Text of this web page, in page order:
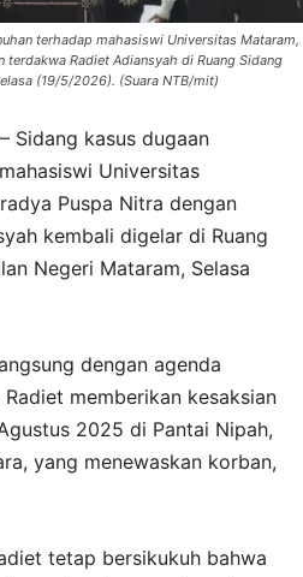
terhadap mahasiswi Universitas Mataram,
terdakwa Radiet Adiansyah di Ruang Sidang
(19/5/2026). (Suara NTB/mit)
– Sidang kasus dugaan
Universitas
Puspa Nitra dengan
kembali digelar di Ruang
Negeri Mataram, Selasa
dengan agenda
memberikan kesaksian
2025 di Pantai Nipah,
yang menewaskan korban,
tetap bersikukuh bahwa